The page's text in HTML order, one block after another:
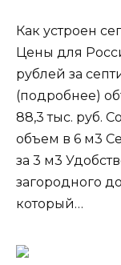
Как устроен
Цены для
рублей за
(подробнее)
88,3 тыс. руб.
объем в 6 м3
за 3 м3
загородного
который…